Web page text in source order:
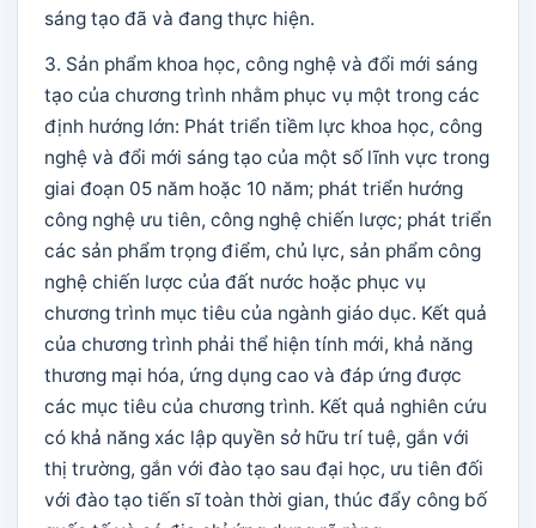
sáng tạo đã và đang thực hiện.
3. Sản phẩm khoa học, công nghệ và đổi mới sáng
tạo của chương trình nhằm phục vụ một trong các
định hướng lớn: Phát triển tiềm lực khoa học, công
nghệ và đổi mới sáng tạo của một số lĩnh vực trong
giai đoạn 05 năm hoặc 10 năm; phát triển hướng
công nghệ ưu tiên, công nghệ chiến lược; phát triển
các sản phẩm trọng điểm, chủ lực, sản phẩm công
nghệ chiến lược của đất nước hoặc phục vụ
chương trình mục tiêu của ngành giáo dục. Kết quả
của chương trình phải thể hiện tính mới, khả năng
thương mại hóa, ứng dụng cao và đáp ứng được
các mục tiêu của chương trình. Kết quả nghiên cứu
có khả năng xác lập quyền sở hữu trí tuệ, gắn với
thị trường, gắn với đào tạo sau đại học, ưu tiên đối
với đào tạo tiến sĩ toàn thời gian, thúc đẩy công bố